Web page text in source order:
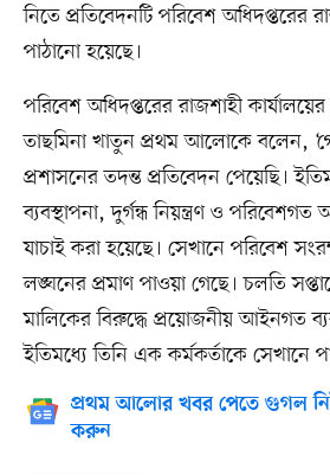
নিতে প্রতিবেদনটি পরিবেশ অধিদপ্তরের
পাঠানো হয়েছে।
পরিবেশ অধিদপ্তরের রাজশাহী
তাছমিনা খাতুন প্রথম আলোকে বলেন,
প্রশাসনের তদন্ত প্রতিবেদন পেয়েছি।
ব্যবস্থাপনা, দুর্গন্ধ নিয়ন্ত্রণ ও
যাচাই করা হয়েছে। সেখানে পরিবেশ
লঙ্ঘনের প্রমাণ পাওয়া গেছে। চলতি
মালিকের বিরুদ্ধে প্রয়োজনীয় আইনগত
ইতিমধ্যে তিনি এক কর্মকর্তাকে সেখানে
প্রথম আলোর খবর পেতে গুগল
করুন